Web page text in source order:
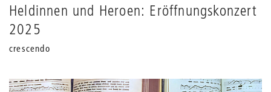
Heldinnen und Heroen: Eröffnungskonzert
2025
crescendo